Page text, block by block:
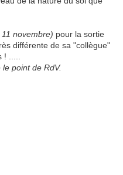
novembre) pour la sortie
différente de sa "collègue"
.....
point de RdV.